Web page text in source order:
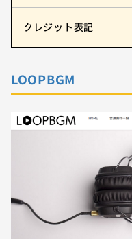
クレジット表記
LOOPBGM